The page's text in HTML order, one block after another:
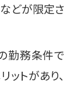
どが限定さ
勤務条件で
トがあり、